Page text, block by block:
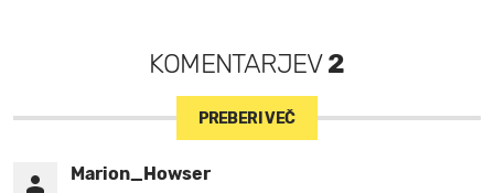
KOMENTARJEV2
PREBERI VEČ
Marion_Howser